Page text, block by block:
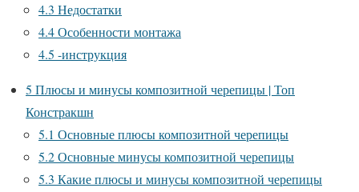
4.3 Недостатки
4.4Особенности монтажа
4.5 -инструкция
5 Плюсы и минусы композитной черепицы | Топ
Констракшн
5.1 Основные плюсы композитной черепицы
5.2Основные минусы композитной черепицы
5.3 Какие плюсы и минусы композитной черепицы